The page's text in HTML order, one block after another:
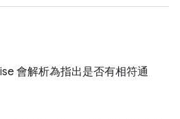
會解析為指出是否有相符通